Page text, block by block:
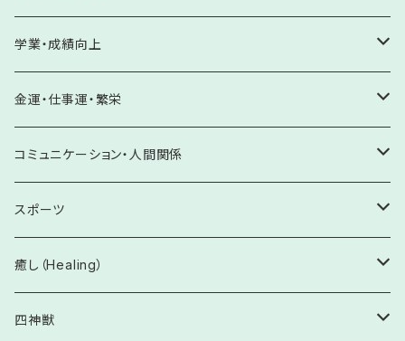
パロサント
アメジスト
シリスタミスト
アロマスプレー
セレナイト
ワンド
金剛杵
鈴
7月 ルビー
8月 ペリドット・サードオニキス・スピネル
夢を見つける・夢の実現
がん予防・克服のお守り
循環器系・血液疾患
ケガ予防・克服
友情・絆
出逢い・良縁成就
恋愛成就
結婚・家庭円満
復縁
妊活・不妊解消
子宝
安産
学業・成績向上
夢や目標を見つける
やる気UP・成績向上
やる気UP・向上心
記憶力向上・暗記
受験・試験
うっかり・ケアレスミス防止
不安解消・プレッシャーに打ち勝つ
目標達成
金運・仕事運・繁栄
金運向上
収入UP・おこづかいUP・臨時収入
貯蓄・蓄財
商売繁盛・事業発展
実力向上・発揮
事業拡大・発展
昇進・昇格
就職・転職
コミュニケーション・人間関係
人間関係向上
家族・親子・兄弟・親族
学校・塾・習い事
会話力向上
集中力・意思伝達
和解・仲直り
スポーツ
運動能力の開花・才能発揮
ケガ予防・トラブル防止・ステージの魔物除け
癒し（Healing）
不安解消
四神獣